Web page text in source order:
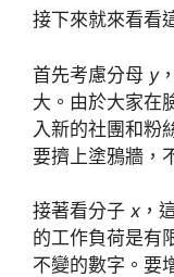
接下來就來看看
首先考慮分母 y
大。由於大家在
入新的社團和粉
要擠上塗鴉牆，
接著看分子 x ，
的工作負荷是有
不變的數字。要